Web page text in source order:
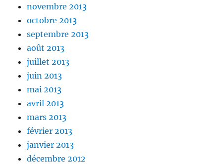
novembre 2013
octobre 2013
septembre 2013
août 2013
juillet 2013
juin 2013
mai 2013
avril 2013
mars 2013
février 2013
janvier 2013
décembre 2012